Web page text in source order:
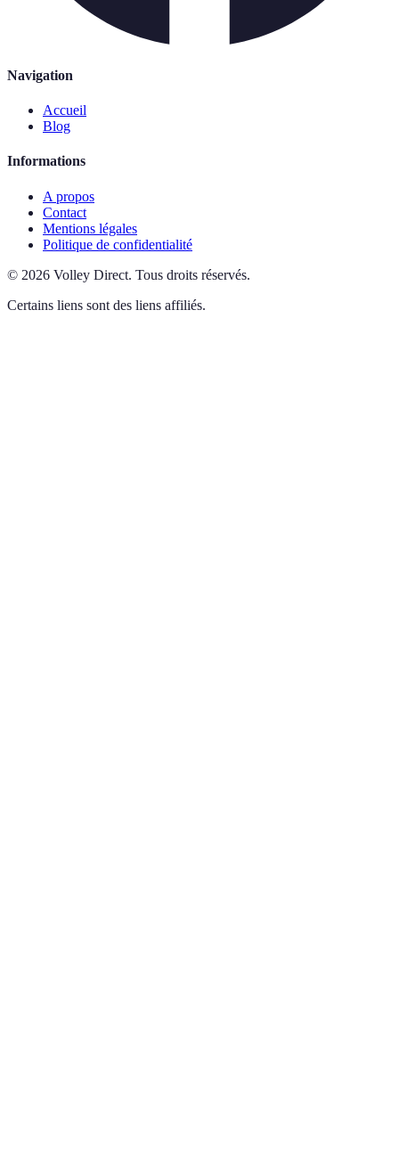
Navigation
Accueil
Blog
Informations
A propos
Contact
Mentions légales
Politique de confidentialité
© 2026 Volley Direct. Tous droits réservés.
Certains liens sont des liens affiliés.